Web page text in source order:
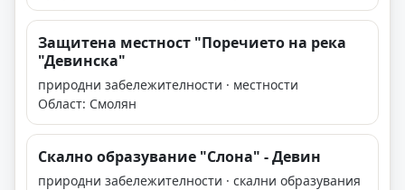
Защитена местност "Поречието на река
"Девинска"
природни забележителности · местности
Област: Смолян
Скално образувание "Слона" - Девин
природни забележителности · скални образувания